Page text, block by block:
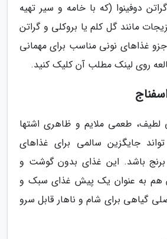
دوفینوا (که با خامه و سیر تهیه
مانند گل کلم یا بروکلی و گراتن
جزو غذاهای نونی مناسب برای مهمانی
روی لینک مطلب آن کلیک کنید.
لطیف، طعمی ملایم و ظاهری اشتها
جایگزین سالمی برای غذاهای
باشد. این غذای بدون گوشت و
هم به عنوان یک پیش غذای سبک و
گیاهی برای شام و ناهار قابل سرو